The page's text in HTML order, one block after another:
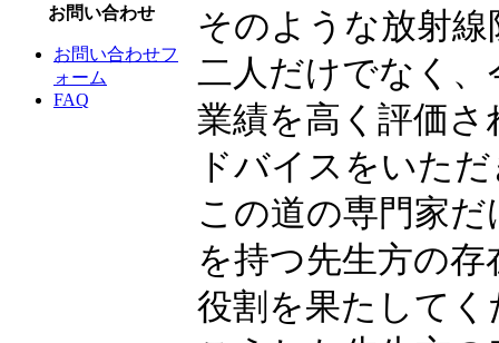
お問い合わせ
お問い合わせフ
ォーム
FAQ
そのような放射
二人だけでなく
業績を高く評価
ドバイスをいた
この道の専門家
を持つ先生方の
役割を果たして